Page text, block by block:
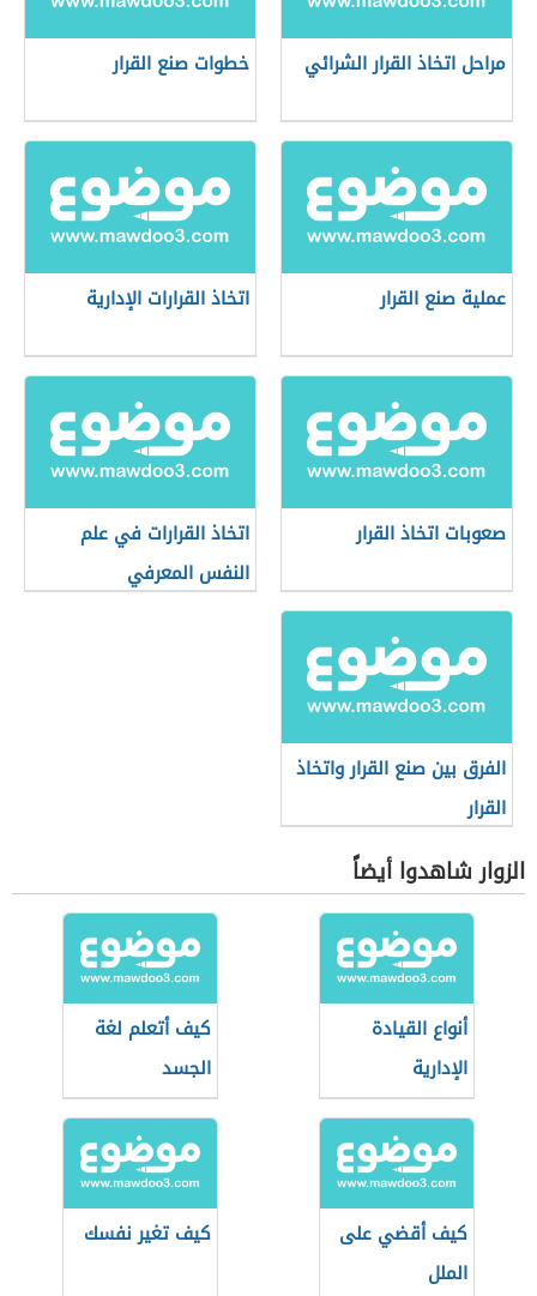
مراحل اتخاذ القرار الشرائي خطوات صنع القرار
عملية صنع القرار اتخاذ القرارات الإدارية
صعوبات اتخاذ القرار
اتخاذ القرارات في علم
النفس المعرفي
الفرق بين صنع القرار واتخاذ
القرار
الزوار شاهدوا أيضاً
أنواع القيادة
الإدارية
كيف أتعلم لغة
الجسد
كيف أقضي على
الملل
كيف تغير نفسك